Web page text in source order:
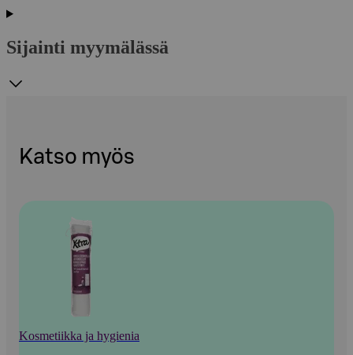
Sijainti myymälässä
Katso myös
Kosmetiikka ja hygienia